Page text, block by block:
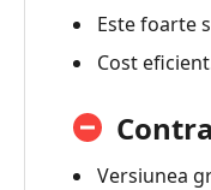
Este foarte
Cost
Contra
Versiunea